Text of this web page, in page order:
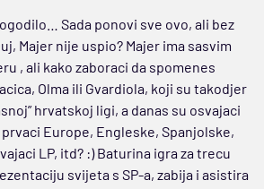
Sada ponovi sve ovo, ali bez
Majer nije uspio? Majer ima sasvim
, ali kako zaboraci da spomenes
Olma ili Gvardiola, koji su takodjer
hrvatskoj ligi, a danas su osvajaci
Europe, Engleske, Spanjolske,
LP, itd? :) Baturina igra za trecu
svijeta s SP-a, zabija i asistira